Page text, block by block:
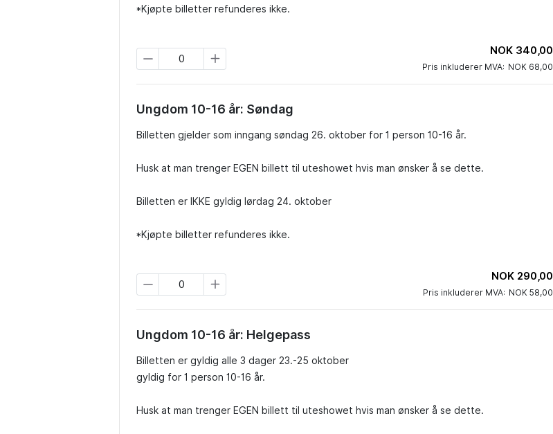
*Kjøpte billetter refunderes ikke.
NOK 340,00
Pris inkluderer MVA: NOK 68,00
Ungdom 10-16 år: Søndag
Billetten gjelder som inngang søndag 26. oktober for 1 person 10-16 år.
Husk at man trenger EGEN billett til uteshowet hvis man ønsker å se dette.
Billetten er IKKE gyldig lørdag 24. oktober
*Kjøpte billetter refunderes ikke.
NOK 290,00
Pris inkluderer MVA: NOK 58,00
Ungdom 10-16 år: Helgepass
Billetten er gyldig alle 3 dager 23.-25 oktober
gyldig for 1 person 10-16 år.
Husk at man trenger EGEN billett til uteshowet hvis man ønsker å se dette.